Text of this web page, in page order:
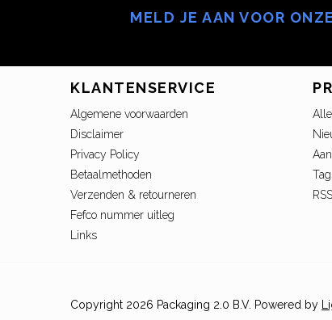
MELD JE AAN VOOR
KLANTENSERVICE
Algemene voorwaarden
Disclaimer
Privacy Policy
Betaalmethoden
Verzenden & retourneren
Fefco nummer uitleg
Links
Copyright 2026 Packaging 2.0 B.V. Powered by